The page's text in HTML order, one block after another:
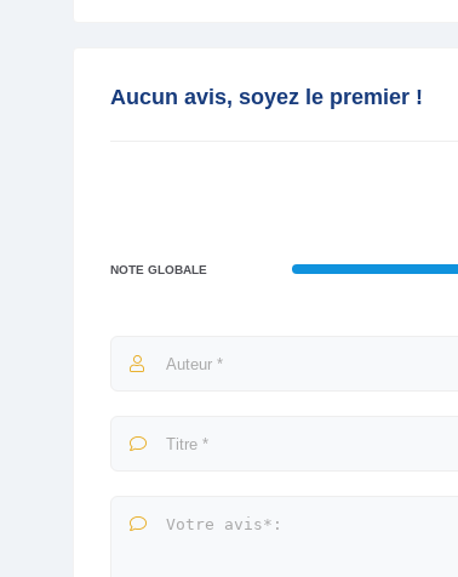
Aucun avis, soyez le premier !
NOTE GLOBALE